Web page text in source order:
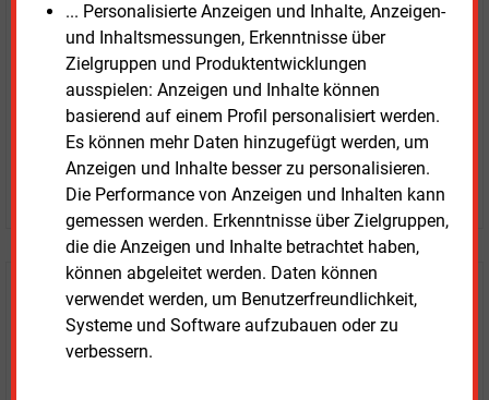
... Personalisierte Anzeigen und Inhalte, Anzeigen-
und Inhaltsmessungen, Erkenntnisse über
Zielgruppen und Produktentwicklungen
ausspielen: Anzeigen und Inhalte können
basierend auf einem Profil personalisiert werden.
Es können mehr Daten hinzugefügt werden, um
Anzeigen und Inhalte besser zu personalisieren.
Die Performance von Anzeigen und Inhalten kann
gemessen werden. Erkenntnisse über Zielgruppen,
die die Anzeigen und Inhalte betrachtet haben,
können abgeleitet werden. Daten können
verwendet werden, um Benutzerfreundlichkeit,
Systeme und Software aufzubauen oder zu
verbessern.
Zwei Wochen kostenfreier Zugang
Zugang auf stündlich aktualisierte Nachrichten mit
Prognose- und Marktdaten
+ einmal täglich E&M daily
+ zwei Ausgaben der Zeitung E&M
ohne automatische Verlängerung
JETZT KOSTENLOS TESTEN
Login für Kunden